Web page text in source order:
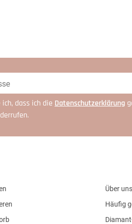
dass ich die Daten­schutz­erklärung
Über uns
Häufig